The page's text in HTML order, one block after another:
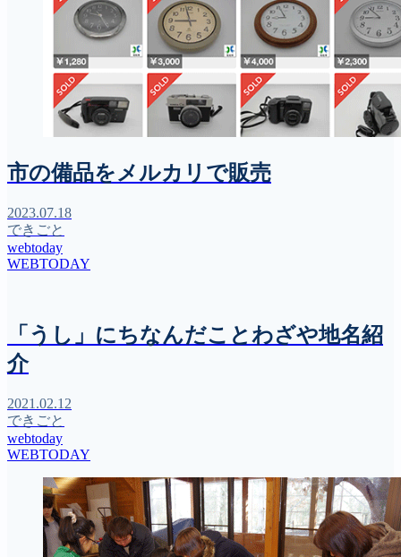
市の備品をメルカリで販売
2023.07.18
できごと
webtoday
WEBTODAY
「うし」にちなんだことわざや地名紹
介
2021.02.12
できごと
webtoday
WEBTODAY